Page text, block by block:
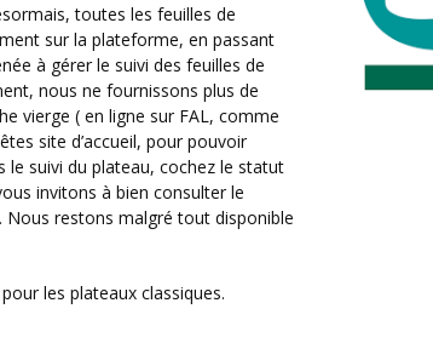
sur la plateforme, en passant
à gérer le suivi des feuilles de
nous ne fournissons plus de
vierge ( en ligne sur FAL, comme
site d’accueil, pour pouvoir
le suivi du plateau, cochez le statut
invitons à bien consulter le
restons malgré tout disponible
les plateaux classiques.